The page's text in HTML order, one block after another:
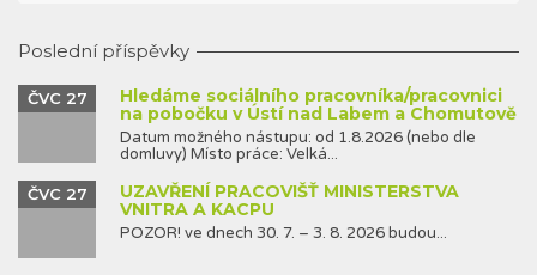
Poslední příspěvky
Hledáme sociálního pracovníka/pracovnici
na pobočku v Ústí nad Labem a Chomutově
ČVC 27
Datum možného nástupu: od 1.8.2026 (nebo dle
domluvy) Místo práce: Velká...
UZAVŘENÍ PRACOVIŠŤ MINISTERSTVA
VNITRA A KACPU
ČVC 27
POZOR! ve dnech 30. 7. – 3. 8. 2026 budou...